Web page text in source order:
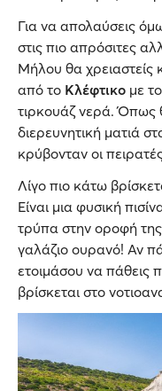
Για να απολαύσεις
στις πιο απρόσιτες
Μήλου θα χρειαστείς
από το Κλέφτικο με
τιρκουάζ νερά. Όπως
διερευνητική ματιά
κρύβονταν οι
Λίγο πιο κάτω
Eίναι μια φυσική
τρύπα στην οροφή
γαλάζιο ουρανό! Αν
ετοιμάσου να πάθεις
βρίσκεται στο